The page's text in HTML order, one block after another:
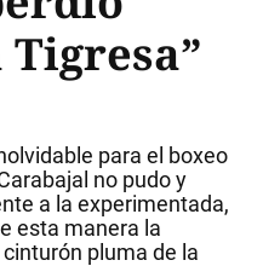
para el boxeo
no pudo y
a la experimentada,
esta manera la
pluma de la